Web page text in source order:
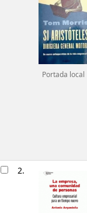
Portada local
2.